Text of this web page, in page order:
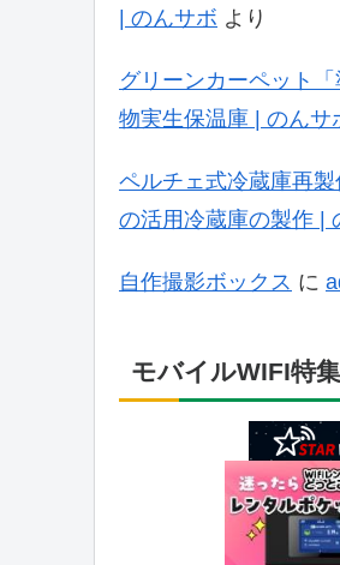
| のんサボ より
グリーンカーペット「
物実生保温庫 | のんサ
ペルチェ式冷蔵庫再製
の活用冷蔵庫の製作 |
自作撮影ボックス に
モバイルWIFI特集